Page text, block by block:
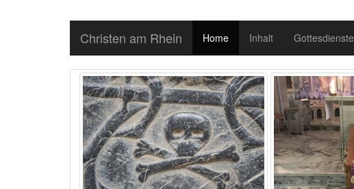
Christen am Rhein Home Inhalt Gottesdienste